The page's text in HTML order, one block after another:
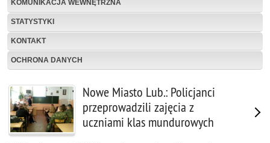
KOMUNIKACJA WEWNĘTRZNA
STATYSTYKI
KONTAKT
OCHRONA DANYCH
Nowe Miasto Lub.: Policjanci
przeprowadzili zajęcia z
uczniami klas mundurowych